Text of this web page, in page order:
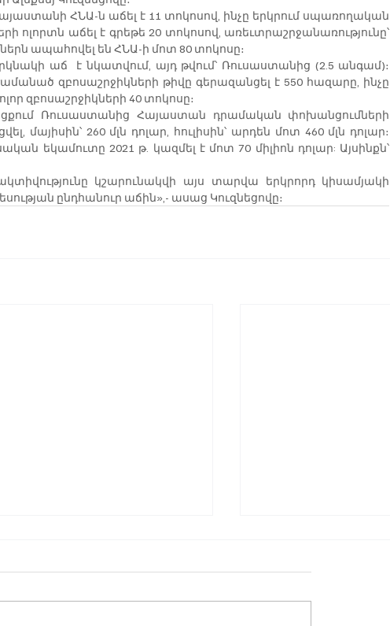
ՀՆԱ-ն աճել է 11 տոկոսով, ինչը երկրում սպառողական
ոլորտն աճել է գրեթե 20 տոկոսով, առեւտրաշրջանառությունը՝
ապահովել են ՀՆԱ-ի մոտ 80 տոկոսը։
աճ  է նկատվում, այդ թվում՝ Ռուսաստանից (2.5 անգամ)։
զբոսաշրջիկների թիվը գերազանցել է 550 հազարը, ինչը
զբոսաշրջիկների 40 տոկոսը։
Ռուսաստանից Հայաստան դրամական փոխանցումների
մայիսին՝ 260 մլն դոլար, հուլիսին՝ արդեն մոտ 460 մլն դոլար։
եկամուտը 2021 թ. կազմել է մոտ 70 միլիոն դոլար: Այսինքն՝
կշարունակվի այս տարվա երկրորդ կիսամյակի
ընդհանուր աճին»,- ասաց Կուզնեցովը։